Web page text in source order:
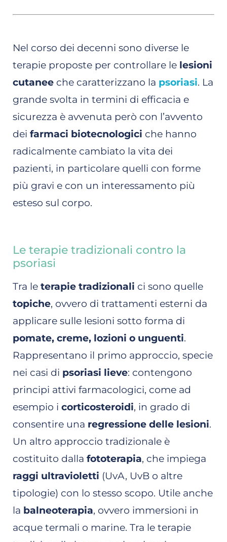
Nel corso dei decenni sono diverse le
terapie proposte per controllare le lesioni
cutanee che caratterizzano la psoriasi. La
grande svolta in termini di efficacia e
sicurezza è avvenuta però con l’avvento
dei farmaci biotecnologici che hanno
radicalmente cambiato la vita dei
pazienti, in particolare quelli con forme
più gravi e con un interessamento più
esteso sul corpo.
Le terapie tradizionali contro la
psoriasi
Tra le terapie tradizionali ci sono quelle
topiche, ovvero di trattamenti esterni da
applicare sulle lesioni sotto forma di
pomate, creme, lozioni o unguenti.
Rappresentano il primo approccio, specie
nei casi di psoriasi lieve: contengono
principi attivi farmacologici, come ad
esempio i corticosteroidi, in grado di
consentire una regressione delle lesioni.
Un altro approccio tradizionale è
costituito dalla fototerapia, che impiega
raggi ultravioletti (UvA, UvB o altre
tipologie) con lo stesso scopo. Utile anche
la balneoterapia, ovvero immersioni in
acque termali o marine. Tra le terapie